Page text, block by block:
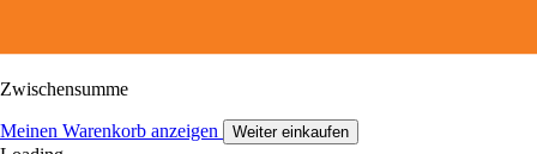
Zwischensumme
Meinen Warenkorb anzeigen Weiter einkaufen